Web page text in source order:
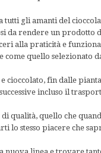
tutti gli amanti del
da rendere un prodotto
alla praticità e
quello selezionato
cioccolato, fin dalle
incluso il
qualità, quello che
lo stesso piacere che